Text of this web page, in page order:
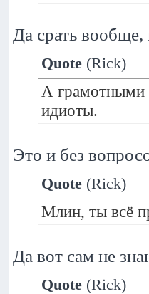
Да срать
Quote (Rick)
А грамотными
идиоты.
Это и без
Quote (Rick)
Млин, ты всё
Да вот сам не
Quote (Rick)